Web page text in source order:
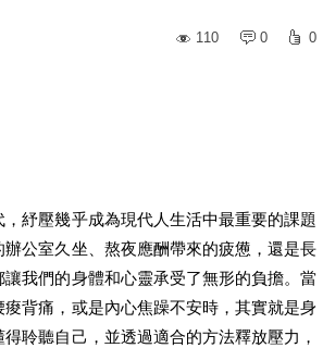
110
0 0
紓壓幾乎成為現代人生活中最重要的課題
公室久坐、熬夜應酬帶來的疲憊，還是長
我們的身體和心靈承受了無形的負擔。當
背痛，或是內心焦躁不安時，其實就是身
聆聽自己，並透過適合的方法釋放壓力，